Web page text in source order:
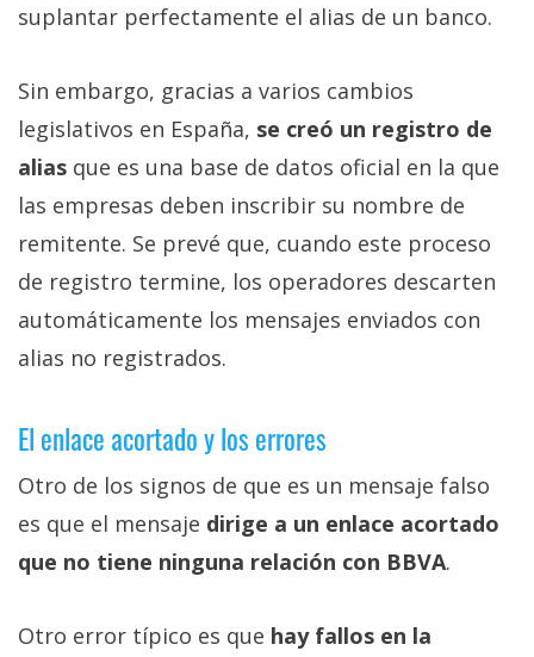
suplantar perfectamente el alias de un banco.
Sin embargo, gracias a varios cambios
legislativos en España, se creó un registro de
alias que es una base de datos oficial en la que
las empresas deben inscribir su nombre de
remitente. Se prevé que, cuando este proceso
de registro termine, los operadores descarten
automáticamente los mensajes enviados con
alias no registrados.
El enlace acortado y los errores
Otro de los signos de que es un mensaje falso
es que el mensaje dirige a un enlace acortado
que no tiene ninguna relación con BBVA.
Otro error típico es que hay fallos en la